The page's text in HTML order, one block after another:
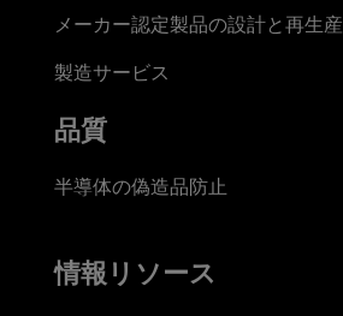
メーカー認定製品の設計と再生産
製造サービス
品質
半導体の偽造品防止
情報リソース